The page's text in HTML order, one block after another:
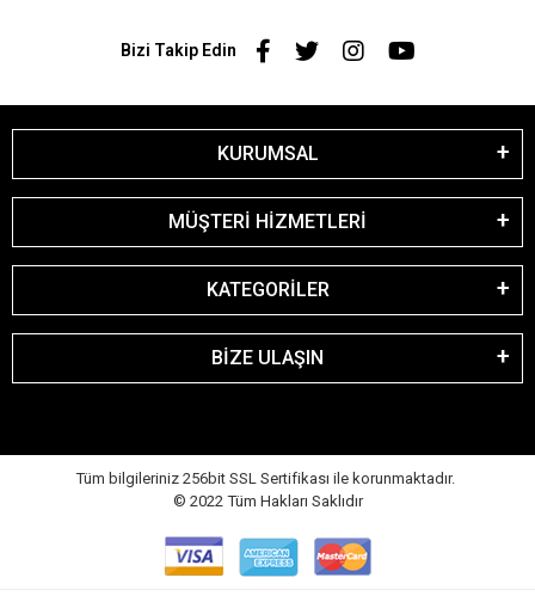
Bizi Takip Edin
KURUMSAL
MÜŞTERİ HİZMETLERİ
KATEGORİLER
BİZE ULAŞIN
Tüm bilgileriniz 256bit SSL Sertifikası ile korunmaktadır.
© 2022 Tüm Hakları Saklıdır